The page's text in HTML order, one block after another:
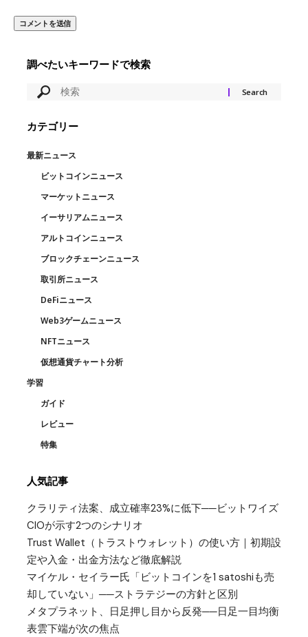
調べたいキーワードで検索
カテゴリー
最新ニュース
ビットコインニュース
マーケットニュース
イーサリアムニュース
アルトコインニュース
ブロックチェーンニュース
取引所ニュース
DeFiニュース
Web3ゲームニュース
NFTニュース
仮想通貨チャート分析
学習
ガイド
レビュー
特集
人気記事
クラリティ法案、成立確率23%に低下──ビットワイズ
CIOが示す2つのシナリオ
Trust Wallet（トラストウォレット）の使い方｜初期設
定や入金・出金方法など徹底解説
マイケル・セイラー氏「ビットコインを1 satoshiも売
却していない」──ストラテジーの方針と区別
メタプラネット、日足押し目から反発──日足一目均衡
表雲下端が次の焦点